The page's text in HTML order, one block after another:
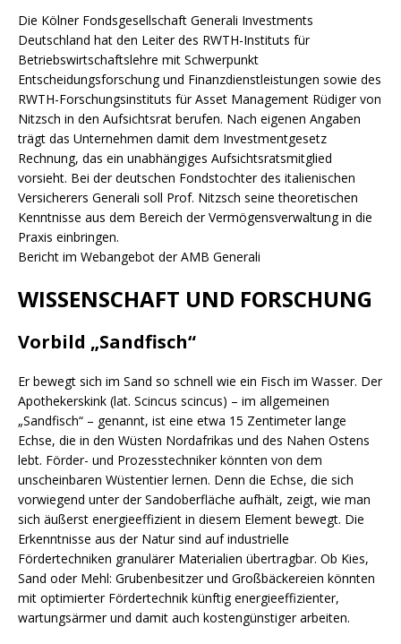
Die Kölner Fondsgesellschaft Generali Investments
Deutschland hat den Leiter des RWTH-Instituts für
Betriebswirtschaftslehre mit Schwerpunkt
Entscheidungsforschung und Finanzdienstleistungen sowie des
RWTH-Forschungsinstituts für Asset Management Rüdiger von
Nitzsch in den Aufsichtsrat berufen. Nach eigenen Angaben
trägt das Unternehmen damit dem Investmentgesetz
Rechnung, das ein unabhängiges Aufsichtsratsmitglied
vorsieht. Bei der deutschen Fondstochter des italienischen
Versicherers Generali soll Prof. Nitzsch seine theoretischen
Kenntnisse aus dem Bereich der Vermögensverwaltung in die
Praxis einbringen.
Bericht im Webangebot der AMB Generali
WISSENSCHAFT UND FORSCHUNG
Vorbild „Sandfisch“
Er bewegt sich im Sand so schnell wie ein Fisch im Wasser. Der
Apothekerskink (lat. Scincus scincus) – im allgemeinen
„Sandfisch“ – genannt, ist eine etwa 15 Zentimeter lange
Echse, die in den Wüsten Nordafrikas und des Nahen Ostens
lebt. Förder- und Prozesstechniker könnten von dem
unscheinbaren Wüstentier lernen. Denn die Echse, die sich
vorwiegend unter der Sandoberfläche aufhält, zeigt, wie man
sich äußerst energieeffizient in diesem Element bewegt. Die
Erkenntnisse aus der Natur sind auf industrielle
Fördertechniken granulärer Materialien übertragbar. Ob Kies,
Sand oder Mehl: Grubenbesitzer und Großbäckereien könnten
mit optimierter Fördertechnik künftig energieeffizienter,
wartungsärmer und damit auch kostengünstiger arbeiten.